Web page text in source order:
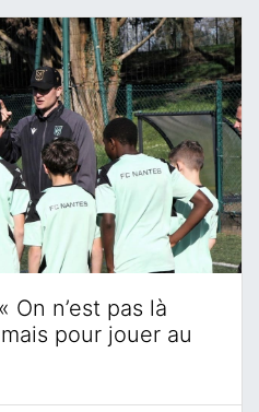
On n’est pas là
pour jouer au